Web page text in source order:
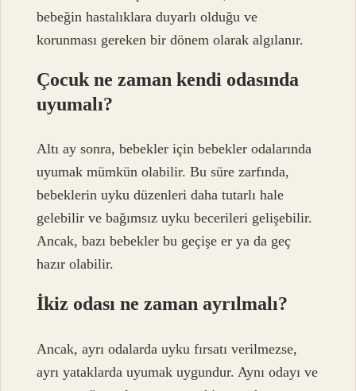
bebeğin hastalıklara duyarlı olduğu ve
korunması gereken bir dönem olarak algılanır.
Çocuk ne zaman kendi odasında
uyumalı?
Altı ay sonra, bebekler için bebekler odalarında
uyumak mümkün olabilir. Bu süre zarfında,
bebeklerin uyku düzenleri daha tutarlı hale
gelebilir ve bağımsız uyku becerileri gelişebilir.
Ancak, bazı bebekler bu geçişe er ya da geç
hazır olabilir.
İkiz odası ne zaman ayrılmalı?
Ancak, ayrı odalarda uyku fırsatı verilmezse,
ayrı yataklarda uyumak uygundur. Aynı odayı ve